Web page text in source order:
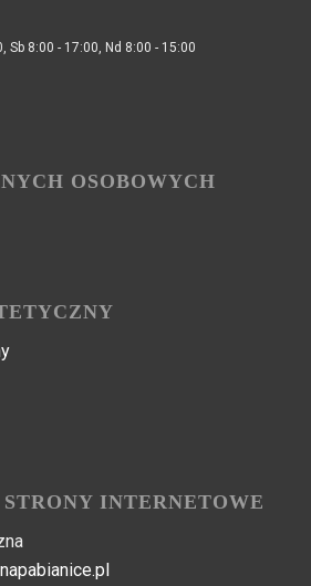
Sb 8:00 - 17:00, Nd 8:00 - 15:00
OSOBOWYCH
INTERNETOWE